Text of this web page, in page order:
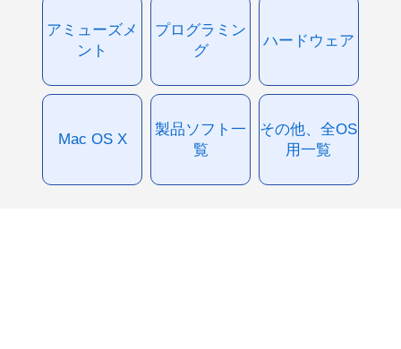
アミューズメ
ント
プログラミン
グ
ハードウェア
Mac OS X
製品ソフト一
覧
その他、全OS
用一覧